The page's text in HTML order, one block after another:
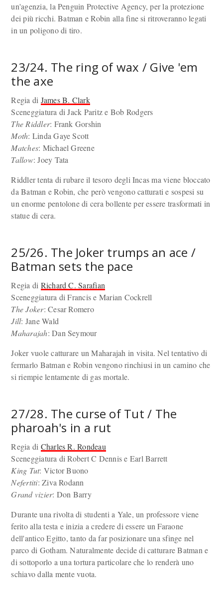
un'agenzia, la Penguin Protective Agency, per la protezione
dei più ricchi. Batman e Robin alla fine si ritroveranno legati
in un poligono di tiro.
23/24. The ring of wax / Give 'em
the axe
Regia di James B. Clark
Sceneggiatura di Jack Paritz e Bob Rodgers
The Riddler: Frank Gorshin
Moth: Linda Gaye Scott
Matches: Michael Greene
Tallow: Joey Tata
Riddler tenta di rubare il tesoro degli Incas ma viene bloccato
da Batman e Robin, che però vengono catturati e sospesi su
un enorme pentolone di cera bollente per essere trasformati in
statue di cera.
25/26. The Joker trumps an ace /
Batman sets the pace
Regia di Richard C. Sarafian
Sceneggiatura di Francis e Marian Cockrell
The Joker: Cesar Romero
Jill: Jane Wald
Maharajah: Dan Seymour
Joker vuole catturare un Maharajah in visita. Nel tentativo di
fermarlo Batman e Robin vengono rinchiusi in un camino che
si riempie lentamente di gas mortale.
27/28. The curse of Tut / The
pharoah's in a rut
Regia di Charles R. Rondeau
Sceneggiatura di Robert C Dennis e Earl Barrett
King Tut: Victor Buono
Nefertiti: Ziva Rodann
Grand vizier: Don Barry
Durante una rivolta di studenti a Yale, un professore viene
ferito alla testa e inizia a credere di essere un Faraone
dell'antico Egitto, tanto da far posizionare una sfinge nel
parco di Gotham. Naturalmente decide di catturare Batman e
di sottoporlo a una tortura particolare che lo renderà uno
schiavo dalla mente vuota.